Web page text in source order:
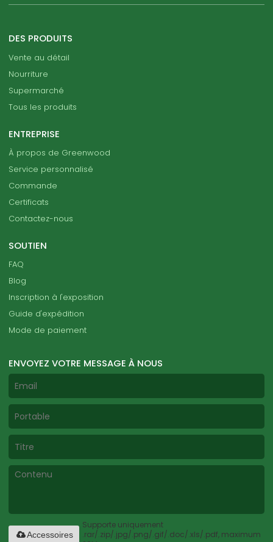
DES PRODUITS
Vente au détail
Nourriture
Supermarché
Tous les produits
ENTREPRISE
À propos de Greenwood
Service personnalisé
Commande
Certificats
Contactez-nous
SOUTIEN
FAQ
Blog
Inscription à l'exposition
Guide d'expédition
Mode de paiement
ENVOYEZ VOTRE MESSAGE À NOUS
Supporte uniquement
.rar/.zip/.jpg/.png/.gif/.doc/.xls/.pdf, maximum
Accessoires